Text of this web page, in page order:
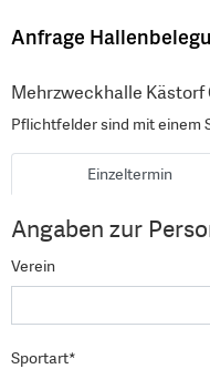
Anfrage
Mehrzweckhalle Kästorf
Pflichtfelder sind mit einem
Einzeltermin
Angaben zur
Verein
Sportart*